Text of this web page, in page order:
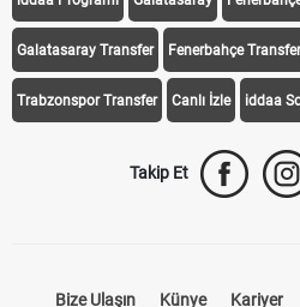
Galatasaray Transfer Fenerbahçe Transfer
Trabzonspor Transfer Canlı İzle iddaa
Takip Et
Bize Ulaşın Künye Kariyer